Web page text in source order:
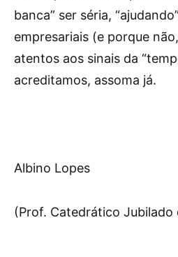
banca” ser séria,
empresariais (e porque
atentos aos sinais da
acreditamos, assoma já.
Albino Lopes
(Prof. Catedrático Jubilado